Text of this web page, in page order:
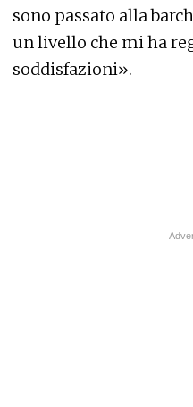
sono passato alla
un livello che mi ha
soddisfazioni».